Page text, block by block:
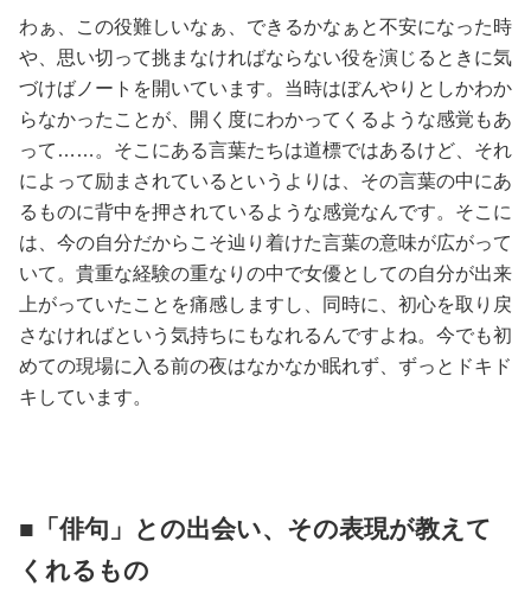
わぁ、この役難しいなぁ、できるかなぁと不安になった時
や、思い切って挑まなければならない役を演じるときに気
づけばノートを開いています。当時はぼんやりとしかわか
らなかったことが、開く度にわかってくるような感覚もあ
って……。そこにある言葉たちは道標ではあるけど、それ
によって励まされているというよりは、その言葉の中にあ
るものに背中を押されているような感覚なんです。そこに
は、今の自分だからこそ辿り着けた言葉の意味が広がって
いて。貴重な経験の重なりの中で女優としての自分が出来
上がっていたことを痛感しますし、同時に、初心を取り戻
さなければという気持ちにもなれるんですよね。今でも初
めての現場に入る前の夜はなかなか眠れず、ずっとドキド
キしています。
■「俳句」との出会い、その表現が教えて
くれるもの